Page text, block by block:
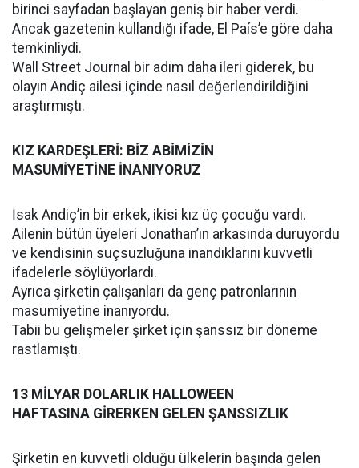
birinci sayfadan başlayan geniş bir haber verdi.
Ancak gazetenin kullandığı ifade, El País’e göre daha
temkinliydi.
Wall Street Journal bir adım daha ileri giderek, bu
olayın Andiç ailesi içinde nasıl değerlendirildiğini
araştırmıştı.
KIZ KARDEŞLERİ: BİZ ABİMİZİN
MASUMİYETİNE İNANIYORUZ
İsak Andiç’in bir erkek, ikisi kız üç çocuğu vardı.
Ailenin bütün üyeleri Jonathan’ın arkasında duruyordu
ve kendisinin suçsuzluğuna inandıklarını kuvvetli
ifadelerle söylüyorlardı.
Ayrıca şirketin çalışanları da genç patronlarının
masumiyetine inanıyordu.
Tabii bu gelişmeler şirket için şanssız bir döneme
rastlamıştı.
13 MİLYAR DOLARLIK HALLOWEEN
HAFTASINA GİRERKEN GELEN ŞANSSIZLIK
Şirketin en kuvvetli olduğu ülkelerin başında gelen